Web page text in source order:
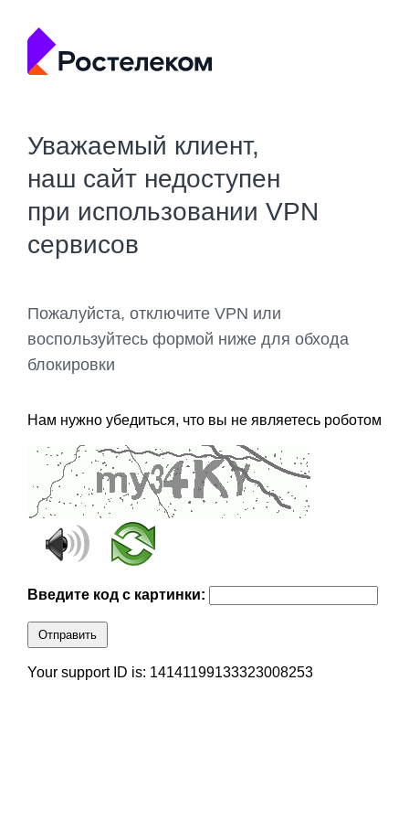
Уважаемый клиент,
наш сайт недоступен
при использовании VPN
сервисов
Пожалуйста, отключите VPN или
воспользуйтесь формой ниже для обхода
блокировки
Нам нужно убедиться, что вы не являетесь роботом
Введите код с картинки:
Отправить
Your support ID is: 14141199133323008253